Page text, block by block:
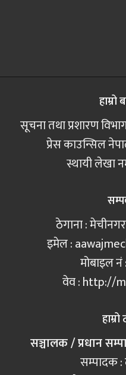
हाम्रो
सूचना तथा प्रशारण
प्रेस काउन्सिल
स्थायी लेखा
ठेगाना :
इमेल :
मोबाइल
वेव : http://
सञ्चालक / प्रधान
सम्पादक :